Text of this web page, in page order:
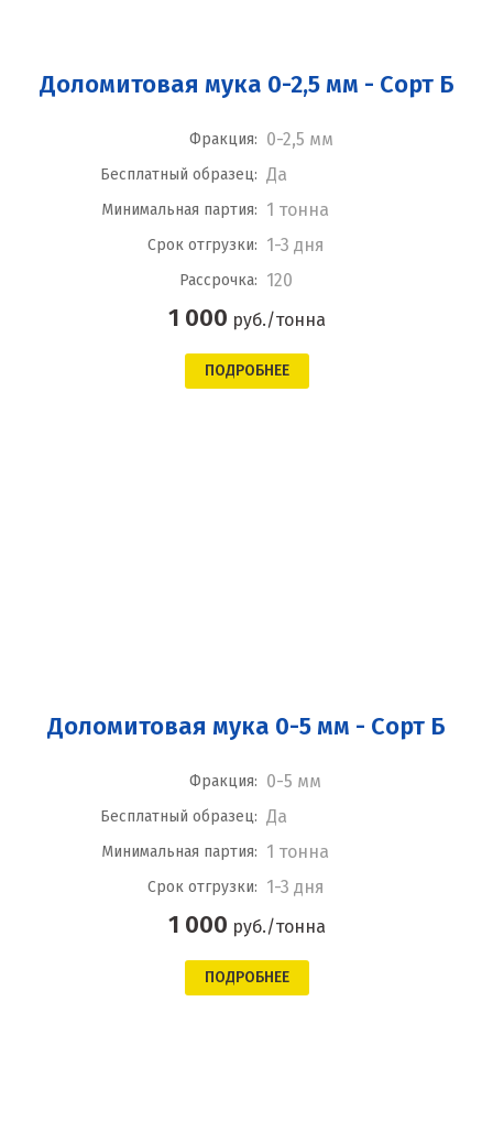
Доломитовая мука 0-2,5 мм - Сорт Б
Фракция: 0-2,5 мм
Бесплатный образец: Да
Минимальная партия: 1 тонна
Срок отгрузки: 1-3 дня
Рассрочка: 120
1 000 руб./тонна
ПОДРОБНЕЕ
Доломитовая мука 0-5 мм - Сорт Б
Фракция: 0-5 мм
Бесплатный образец: Да
Минимальная партия: 1 тонна
Срок отгрузки: 1-3 дня
1 000 руб./тонна
ПОДРОБНЕЕ